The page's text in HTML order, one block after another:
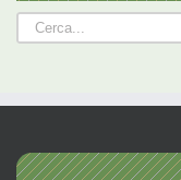
Cerca
per: